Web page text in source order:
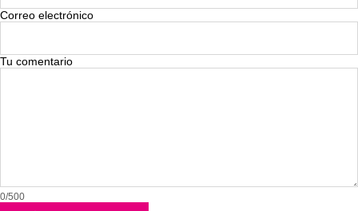
Correo electrónico
Tu comentario
0/500